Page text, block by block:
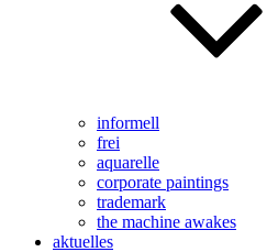
informell
frei
aquarelle
corporate paintings
trademark
the machine awakes
aktuelles